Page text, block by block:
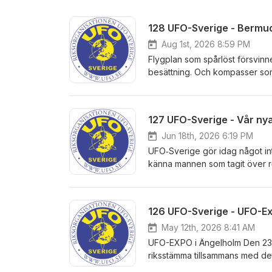
128 UFO-Sverige -
Aug 1st, 2026 8:59 PM
Flygplan som spårlöst
besättning. Och kompasser
upp Bermudatriangeln.
märkliga innehåll? Är dessa
som vi har blivit meddragna
sig experten Anders
kända fallen och försöker
Bermudatriangeln.
127 UFO-Sverige - Vår
Jun 18th, 2026 6:19 PM
UFO‑Sverige gör idag något
känna mannen som tagit över
hamnade i ufologins värld,
och gravitation. Förvänta dig
egentligen rör sig på himlen —
människan bakom titeln, och
engagerade organisationer
126 UFO-Sverige - UFO-
May 12th, 2026 8:41 AM
UFO-EXPO i Ängelholm Den
riksstämma tillsammans med